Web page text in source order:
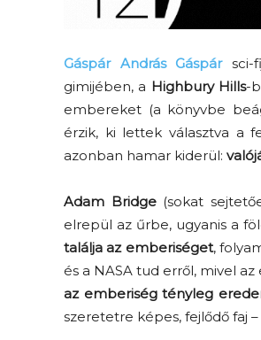
Gáspár András Gáspársci-
gimijében, a Highbury Hills-
embereket (a könyvbe
érzik, ki lettek választva a
azonban hamar kiderül:
Adam Bridge(sokat
elrepül az űrbe, ugyanis a
találja az emberiséget,
és a NASA tud erről, mivel
az emberiség tényleg
szeretetre képes, fejlődő faj